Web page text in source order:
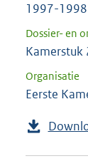
1997-1998
Dossier- en
Kamerstuk
Organisatie
Eerste